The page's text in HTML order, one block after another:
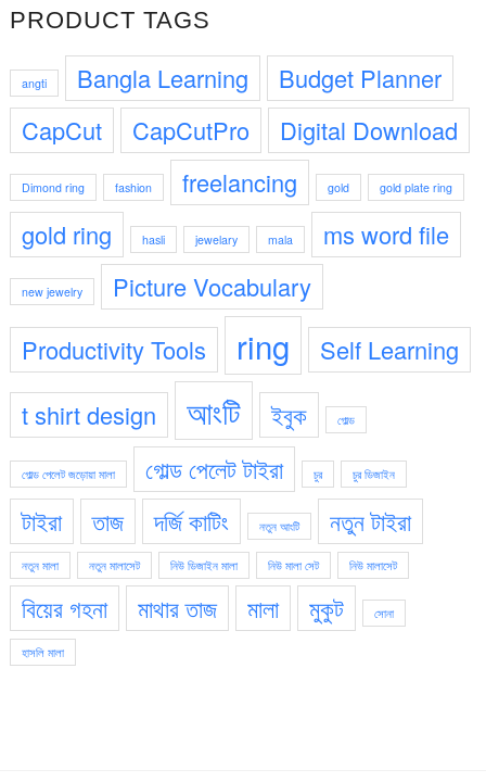
1,250.00৳ .
50.00৳ .
PRODUCT TAGS
angti Bangla Learning
Budget Planner
CapCut
CapCutPro Digital Download
Dimond ring fashion freelancing gold gold plate ring
gold ring hasli jewelary mala ms word file
new jewelry
Picture Vocabulary
Productivity Tools
ring
Self Learning
t shirt design
আংটি ইবুক গোল্ড
গোল্ড পেলেট জড়োয়া মালা গোল্ড পেলেট টাইরা চুর চুর ডিজাইন
টাইরা তাজ দর্জি কাটিং নতুন আংটি নতুন টাইরা
নতুন মালা নতুন মালাসেট নিউ ডিজাইন মালা নিউ মালা সেট নিউ মালাসেট
বিয়ের গহনা মাথার তাজ মালা মুকুট সোনা
হাসলি মালা